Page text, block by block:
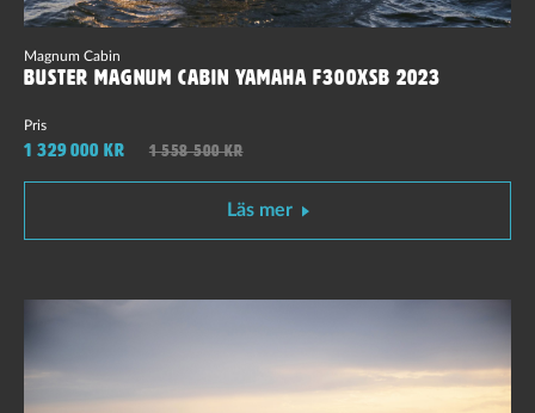
Magnum Cabin
Buster Magnum Cabin Yamaha F300XSB 2023
Pris
1 329 000 kr 1 558 500 kr
Läs mer